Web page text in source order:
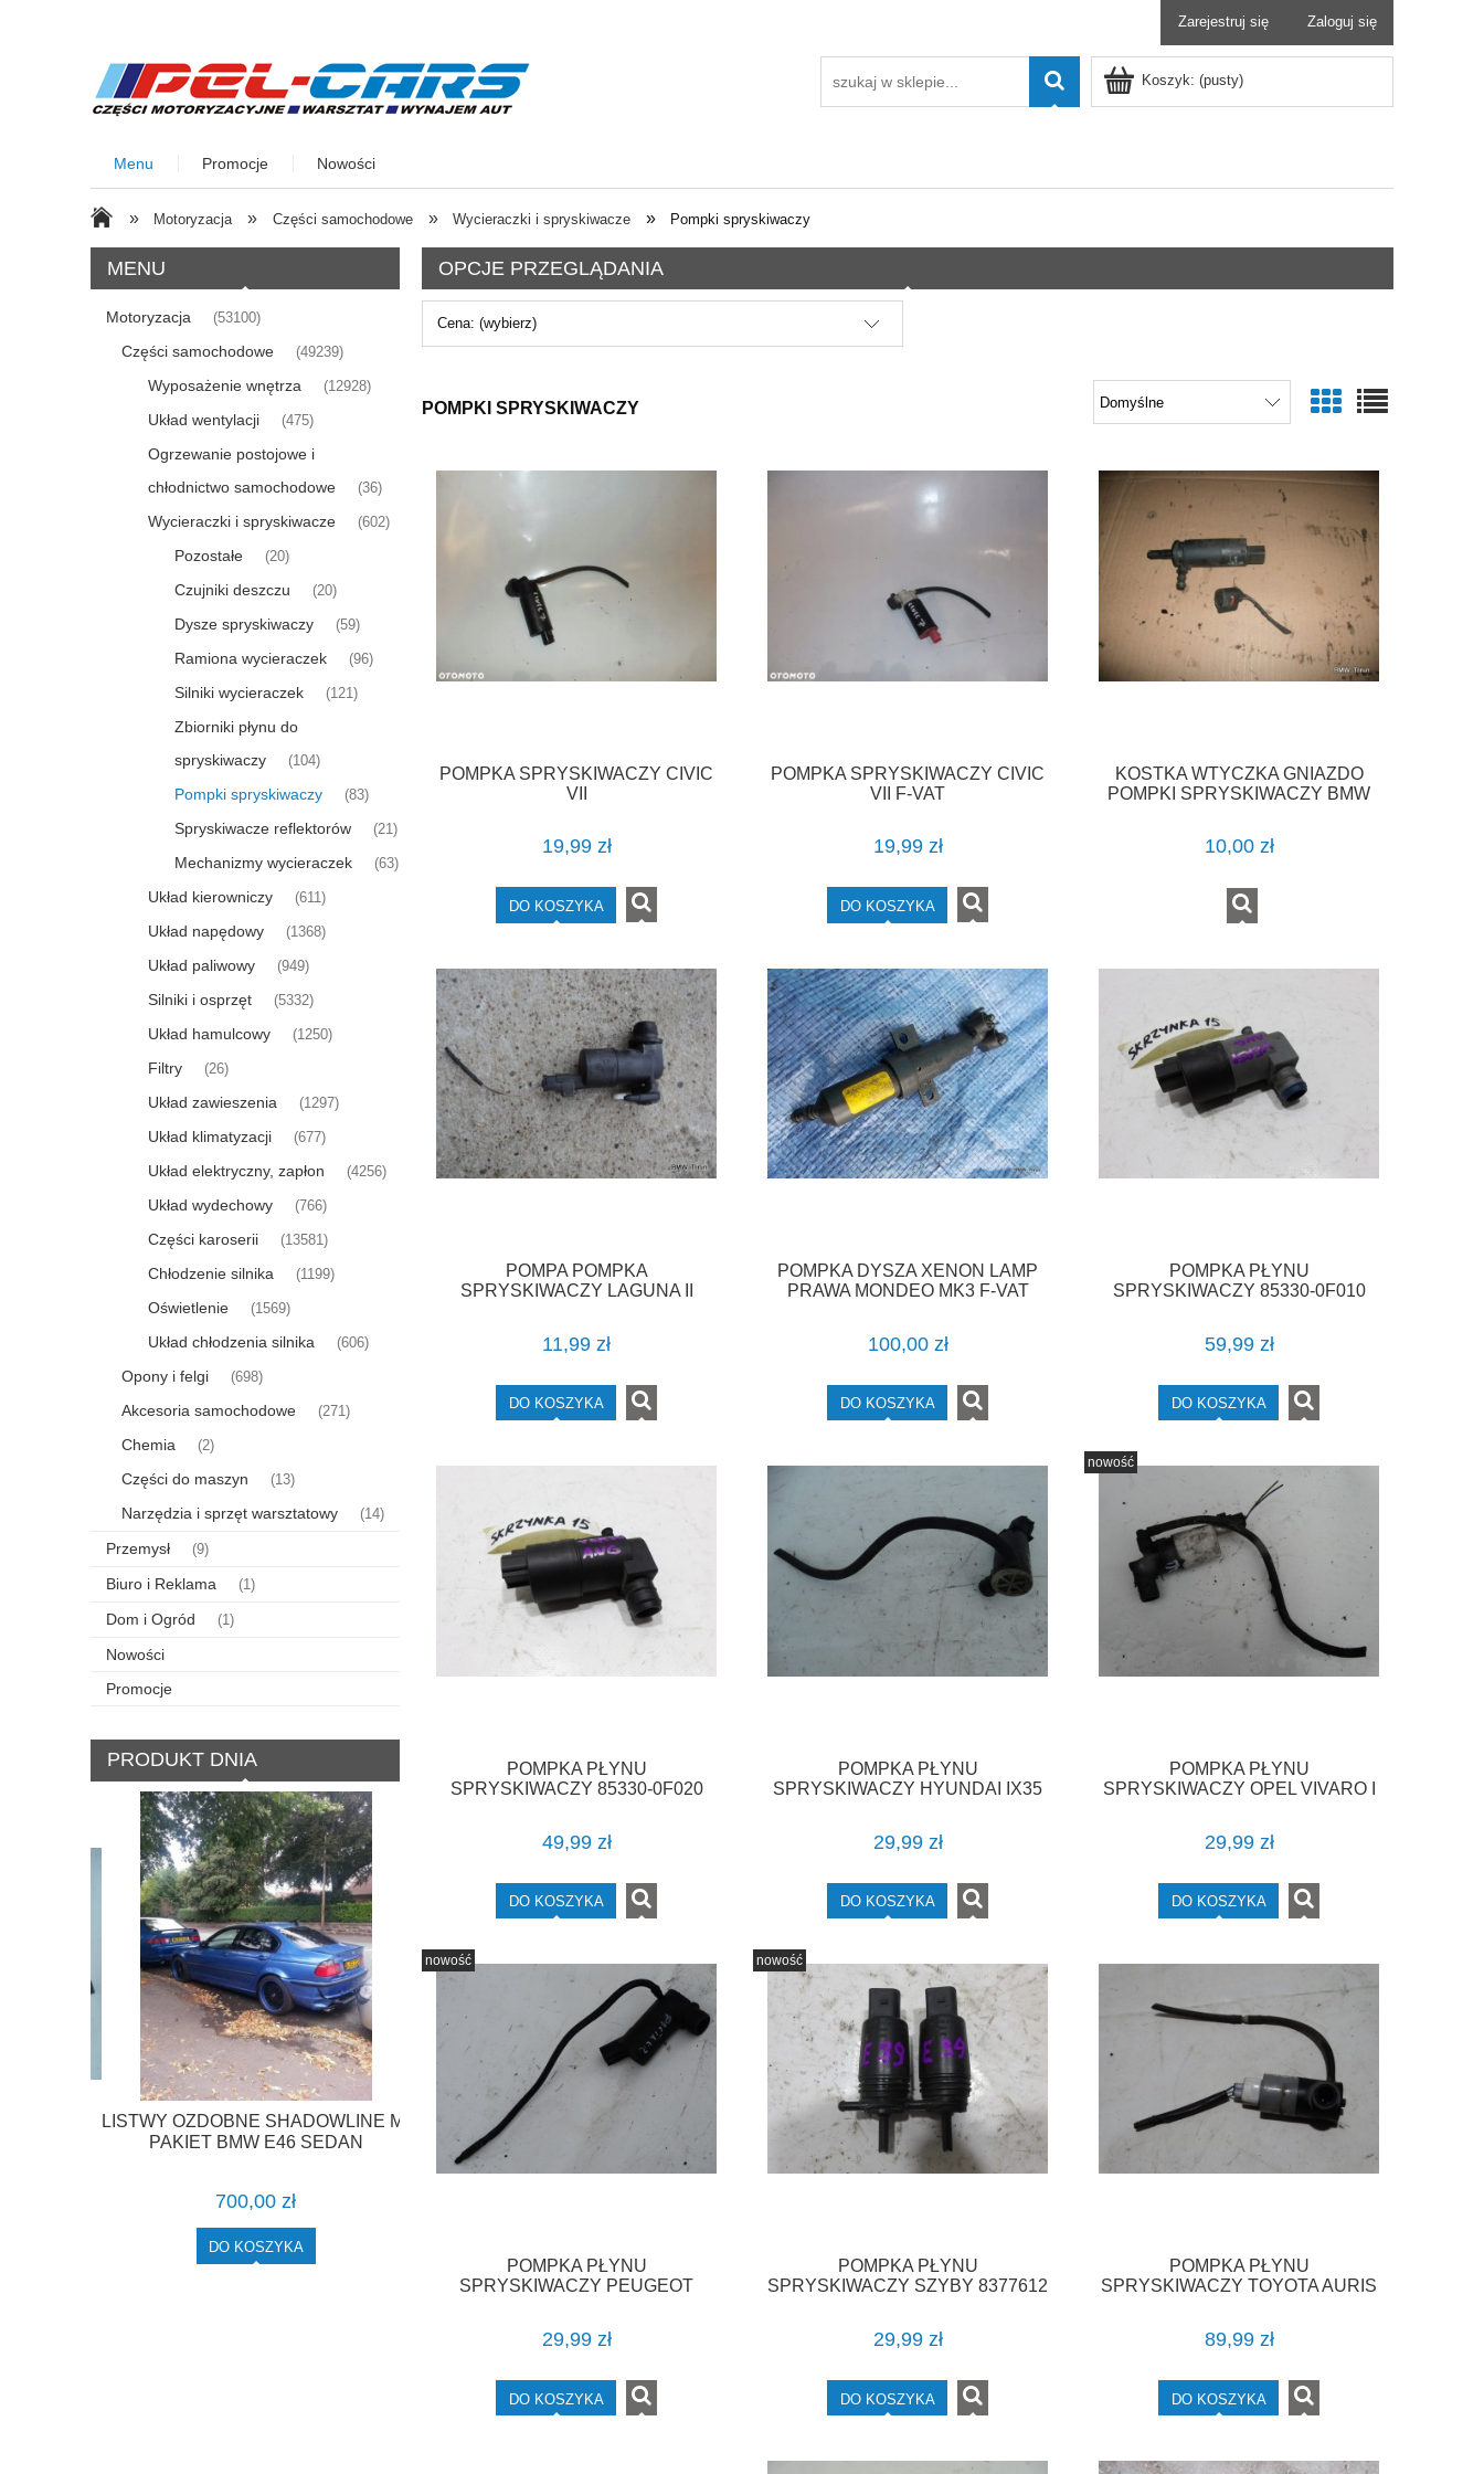
Zarejestruj się Zaloguj się
Koszyk: (pusty)
Menu Promocje Nowości
» Motoryzacja » Części samochodowe » Wycieraczki i spryskiwacze » Pompki spryskiwaczy
MENU
Motoryzacja (53100)
Części samochodowe (49239)
Wyposażenie wnętrza (12928)
Układ wentylacji (475)
Ogrzewanie postojowe i
chłodnictwo samochodowe
(36)
Wycieraczki i spryskiwacze (602)
Pozostałe (20)
Czujniki deszczu (20)
Dysze spryskiwaczy (59)
Ramiona wycieraczek (96)
Silniki wycieraczek (121)
Zbiorniki płynu do
spryskiwaczy
(104)
Pompki spryskiwaczy (83)
Spryskiwacze reflektorów (21)
Mechanizmy wycieraczek (63)
Układ kierowniczy (611)
Układ napędowy (1368)
Układ paliwowy (949)
Silniki i osprzęt (5332)
Układ hamulcowy (1250)
Filtry (26)
Układ zawieszenia (1297)
Układ klimatyzacji (677)
Układ elektryczny, zapłon (4256)
Układ wydechowy (766)
Części karoserii (13581)
Chłodzenie silnika (1199)
Oświetlenie (1569)
Układ chłodzenia silnika (606)
Opony i felgi (698)
Akcesoria samochodowe (271)
Chemia (2)
Części do maszyn (13)
Narzędzia i sprzęt warsztatowy (14)
Przemysł (9)
Biuro i Reklama (1)
Dom i Ogród (1)
Nowości
Promocje
PRODUKT DNIA
LISTWY OZDOBNE SHADOWLINE M-
PAKIET BMW E46 SEDAN
700,00 zł
DO KOSZYKA
OPCJE PRZEGLĄDANIA
Cena: (wybierz)
POMPKI SPRYSKIWACZY
POMPKA SPRYSKIWACZY CIVIC
VII
19,99 zł
DO KOSZYKA
POMPKA SPRYSKIWACZY CIVIC
VII F-VAT
19,99 zł
DO KOSZYKA
KOSTKA WTYCZKA GNIAZDO
POMPKI SPRYSKIWACZY BMW
10,00 zł
POMPA POMPKA
SPRYSKIWACZY LAGUNA II
11,99 zł
DO KOSZYKA
POMPKA DYSZA XENON LAMP
PRAWA MONDEO MK3 F-VAT
100,00 zł
DO KOSZYKA
POMPKA PŁYNU
SPRYSKIWACZY 85330-0F010
59,99 zł
DO KOSZYKA
POMPKA PŁYNU
SPRYSKIWACZY 85330-0F020
49,99 zł
DO KOSZYKA
POMPKA PŁYNU
SPRYSKIWACZY HYUNDAI IX35
29,99 zł
DO KOSZYKA
POMPKA PŁYNU
SPRYSKIWACZY OPEL VIVARO I
29,99 zł
DO KOSZYKA
nowość
POMPKA PŁYNU
SPRYSKIWACZY PEUGEOT
29,99 zł
DO KOSZYKA
nowość
POMPKA PŁYNU
SPRYSKIWACZY SZYBY 8377612
29,99 zł
DO KOSZYKA
nowość
POMPKA PŁYNU
SPRYSKIWACZY TOYOTA AURIS
89,99 zł
DO KOSZYKA